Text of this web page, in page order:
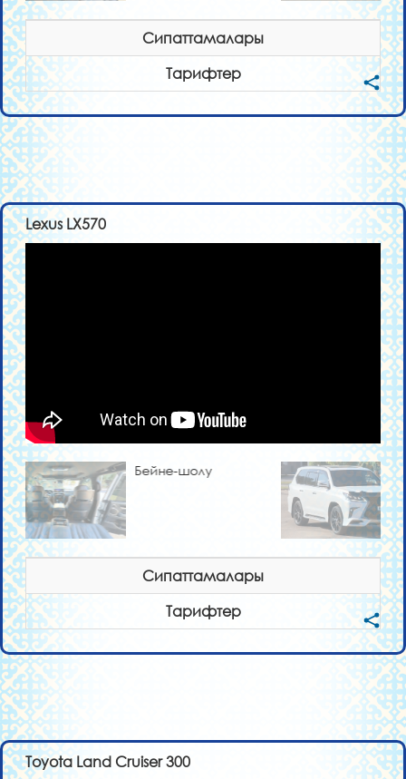
Сипаттамалары
Тарифтер
Lexus LX570
Бейне-шолу
Сипаттамалары
Тарифтер
Toyota Land Cruiser 300